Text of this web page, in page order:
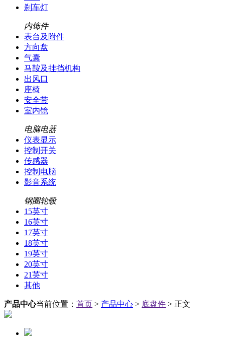
刹车灯
内饰件
表台及附件
方向盘
气囊
马鞍及挂挡机构
出风口
座椅
安全带
室内镜
电脑电器
仪表显示
控制开关
传感器
控制电脑
影音系统
钢圈轮毂
15英寸
16英寸
17英寸
18英寸
19英寸
20英寸
21英寸
其他
产品中心当前位置： 首页 > 产品中心 > 底盘件 > 正文